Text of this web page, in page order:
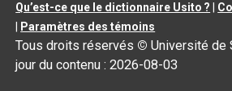
Qu’est-ce que le dictionnaire Usito ?
Paramètres des témoins
Tous droits réservés © Université de
jour du contenu :2026-08-03